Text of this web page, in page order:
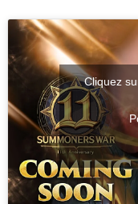
Cliquez